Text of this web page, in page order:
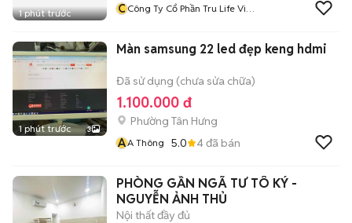
1 phút trước
CCông Ty Cổ Phần Tru Life Việt
1 phút trước 3
Màn samsung 22 led đẹp keng hdmi
Đã sử dụng (chưa sửa chữa)
1.100.000 đ
Phường Tân Hưng
AA Thông 5.0 4đã bán
PHÒNG GẦN NGÃ TƯ TÔ KÝ -
NGUYỄN ẢNH THỦ
Nội thất đầy đủ